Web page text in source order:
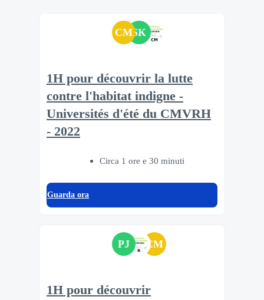
CMSK
1H pour découvrir la lutte
contre l'habitat indigne -
Universités d'été du CMVRH
- 2022
Circa 1 ore e 30 minuti
Guarda ora
PJ CM
1H pour découvrir